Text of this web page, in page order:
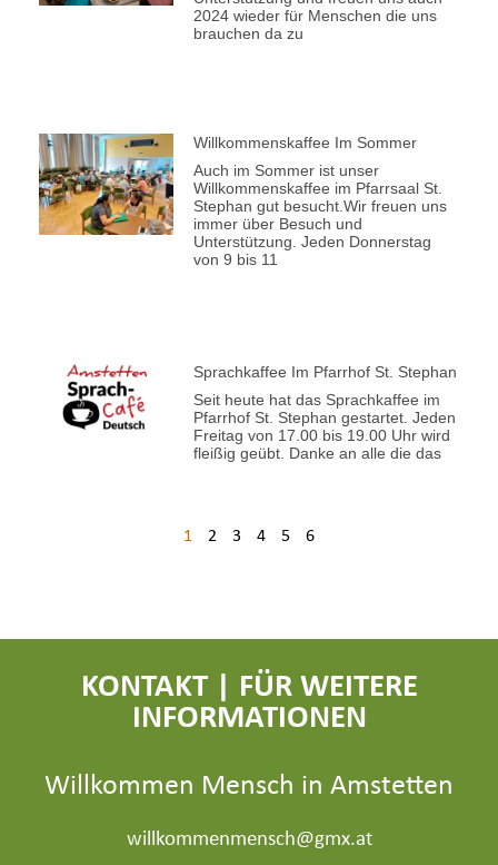
2024 wieder für Menschen die uns
brauchen da zu
Willkommenskaffee Im Sommer
Auch im Sommer ist unser
Willkommenskaffee im Pfarrsaal St.
Stephan gut besucht.Wir freuen uns
immer über Besuch und
Unterstützung. Jeden Donnerstag
von 9 bis 11
Sprachkaffee Im Pfarrhof St. Stephan
Seit heute hat das Sprachkaffee im
Pfarrhof St. Stephan gestartet. Jeden
Freitag von 17.00 bis 19.00 Uhr wird
fleißig geübt. Danke an alle die das
1 2 3 4 5 6
KONTAKT | FÜR WEITERE
INFORMATIONEN
Willkommen Mensch in Amstetten
willkommenmensch@gmx.at